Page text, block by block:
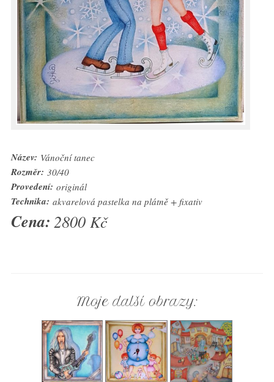
Název: Vánoční tanec
Rozměr: 30/40
Provedení: originál
Technika: akvarelová pastelka na plátně + fixativ
Cena: 2800 Kč
Moje další obrazy: